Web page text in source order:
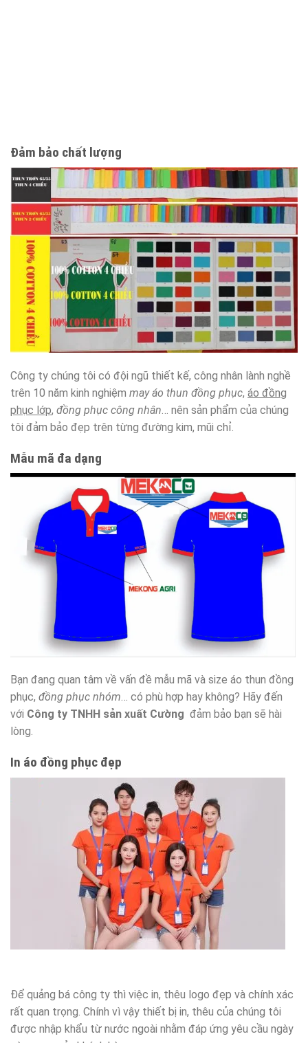
Đảm bảo chất lượng
Công ty chúng tôi có đội ngũ thiết kế, công nhân lành nghề
trên 10 năm kinh nghiệm may áo thun đồng phục, áo đồng
phục lớp, đồng phục công nhân… nên sản phẩm của chúng
tôi đảm bảo đẹp trên từng đường kim, mũi chỉ.
Mẫu mã đa dạng
Bạn đang quan tâm về vấn đề mẫu mã và size áo thun đồng
phục, đồng phục nhóm… có phù hợp hay không? Hãy đến
với Công ty TNHH sản xuất Cường đảm bảo bạn sẽ hài
lòng.
In áo đồng phục đẹp
Để quảng bá công ty thì việc in, thêu logo đẹp và chính xác
rất quan trọng. Chính vì vậy thiết bị in, thêu của chúng tôi
được nhập khẩu từ nước ngoài nhằm đáp ứng yêu cầu ngày